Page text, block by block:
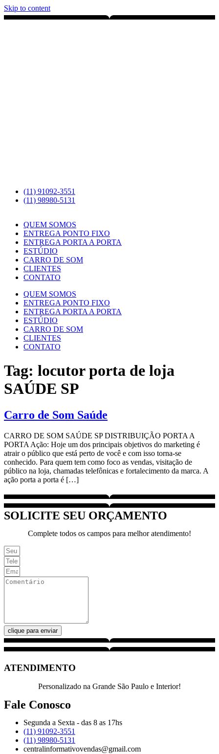
Skip to content
(11) 91092-3551
(11) 98980-5131
QUEM SOMOS
ENTREGA PONTO FIXO
ENTREGA PORTA A PORTA
ESTÚDIO
CARRO DE SOM
CLIENTES
CONTATO
QUEM SOMOS
ENTREGA PONTO FIXO
ENTREGA PORTA A PORTA
ESTÚDIO
CARRO DE SOM
CLIENTES
CONTATO
Tag: locutor porta de loja
SAÚDE SP
Carro de Som Saúde
CARRO DE SOM SAÚDE SP DISTRIBUIÇÃO PORTA A
PORTA Ação: Hoje um dos principais objetivos do marketing é
atrair o público que está perto de você e com isso torna-se
conhecido. Para quem tem como foco as vendas, visitação de
público na loja, chamadas telefônicas e fortalecimento da marca. A
ação porta a porta é […]
SOLICITE SEU ORÇAMENTO
Complete todos os campos para melhor atendimento!
clique para enviar
ATENDIMENTO
Personalizado na Grande São Paulo e Interior!
Fale Conosco
Segunda a Sexta - das 8 as 17hs
(11) 91092-3551
(11) 98980-5131
centralinformativovendas@gmail.com